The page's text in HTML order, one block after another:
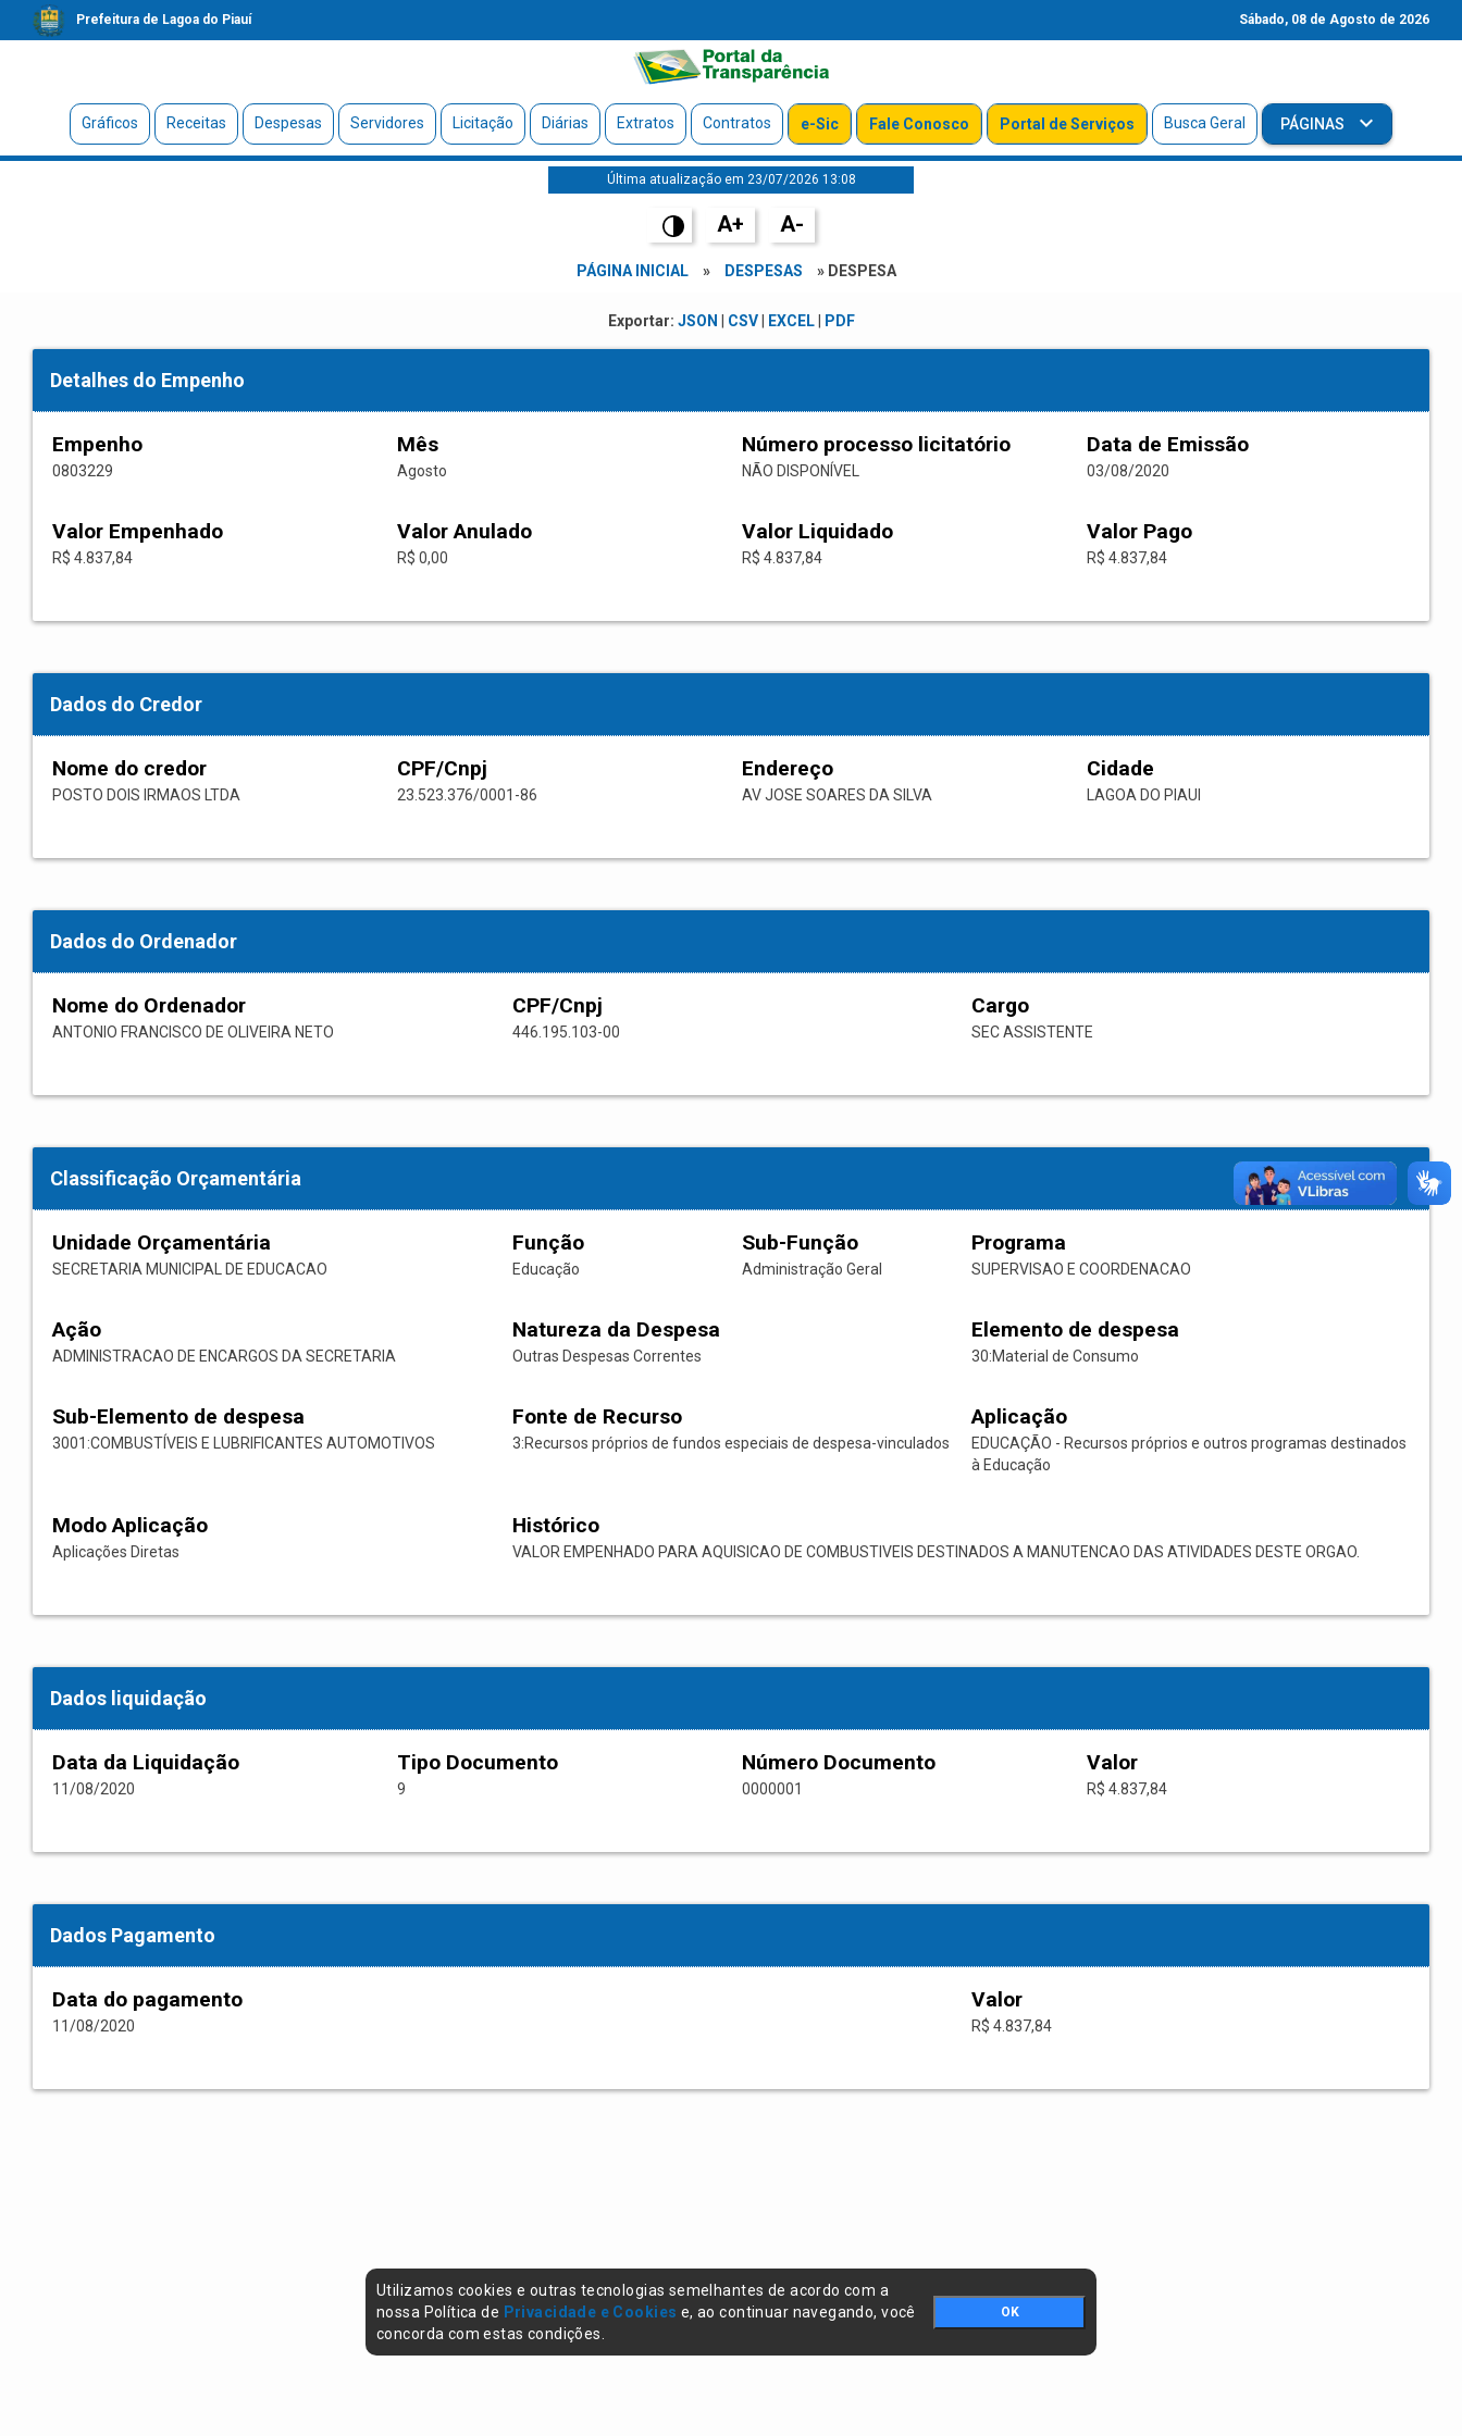
Prefeitura de Lagoa do Piauí Sábado, 08 de Agosto de 2026
Gráficos Receitas Despesas Servidores Licitação Diárias Extratos Contratos e-Sic Fale Conosco Portal de Serviços Busca Geral PÁGINAS
Última atualização em 23/07/2026 13:08
A+ A-
PÁGINA INICIAL » DESPESAS » DESPESA
Exportar: JSON CSV| EXCEL| PDF
Detalhes do Empenho
Empenho
0803229
Mês
Agosto
Número processo licitatório
NÃO DISPONÍVEL
Data de Emissão
03/08/2020
Valor Empenhado
R$ 4.837,84
Valor Anulado
R$ 0,00
Valor Liquidado
R$ 4.837,84
Valor Pago
R$ 4.837,84
Dados do Credor
Nome do credor
POSTO DOIS IRMAOS LTDA
CPF/Cnpj
23.523.376/0001-86
Endereço
AV JOSE SOARES DA SILVA
Cidade
LAGOA DO PIAUI
Dados do Ordenador
Nome do Ordenador
ANTONIO FRANCISCO DE OLIVEIRA NETO
CPF/Cnpj
446.195.103-00
Cargo
SEC ASSISTENTE
Classificação Orçamentária
Unidade Orçamentária
SECRETARIA MUNICIPAL DE EDUCACAO
Função
Educação
Sub-Função
Administração Geral
Programa
SUPERVISAO E COORDENACAO
Ação
ADMINISTRACAO DE ENCARGOS DA SECRETARIA
Natureza da Despesa
Outras Despesas Correntes
Elemento de despesa
30:Material de Consumo
Sub-Elemento de despesa
3001:COMBUSTÍVEIS E LUBRIFICANTES AUTOMOTIVOS
Fonte de Recurso
3:Recursos próprios de fundos especiais de despesa-vinculados
Aplicação
EDUCAÇÃO - Recursos próprios e outros programas destinados
à Educação
Modo Aplicação
Aplicações Diretas
Histórico
VALOR EMPENHADO PARA AQUISICAO DE COMBUSTIVEIS DESTINADOS A MANUTENCAO DAS ATIVIDADES DESTE ORGAO.
Dados liquidação
Data da Liquidação
11/08/2020
Tipo Documento
9
Número Documento
0000001
Valor
R$ 4.837,84
Dados Pagamento
Data do pagamento
11/08/2020
Valor
R$ 4.837,84
Utilizamos cookies e outras tecnologias semelhantes de acordo com a
nossa Política de Privacidade e Cookies e, ao continuar navegando, você
concorda com estas condições.
OK